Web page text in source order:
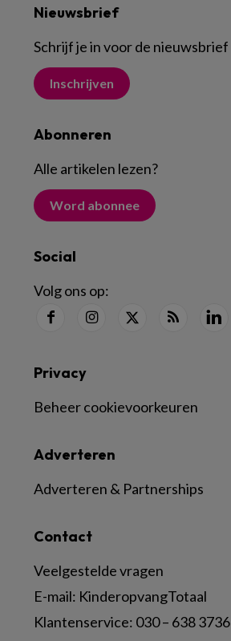
Nieuwsbrief
Schrijf je in voor de nieuwsbrief
Inschrijven
Abonneren
Alle artikelen lezen?
Word abonnee
Social
Volg ons op:
Contact
Veelgestelde vragen
E-mail: KinderopvangTotaal
Klantenservice: 030 – 638 3736
Adverteren
Adverteren & Partnerships
Privacy
Beheer cookievoorkeuren